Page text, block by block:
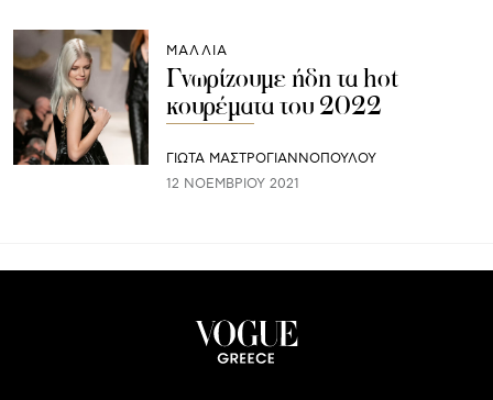
ΜΑΛΛΙΑ
Γνωρίζουμε ήδη τα hot
κουρέματα του 2022
ΓΙΩΤΑ ΜΑΣΤΡΟΓΙΑΝΝΟΠΟΥΛΟΥ
12 ΝΟΕΜΒΡΊΟΥ 2021